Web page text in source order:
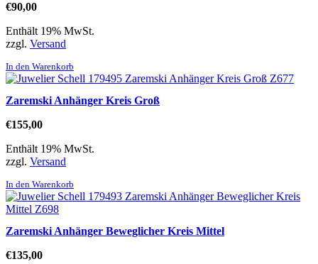
€90,00
Enthält 19% MwSt.
zzgl. Versand
In den Warenkorb
Zaremski Anhänger Kreis Groß
€155,00
Enthält 19% MwSt.
zzgl. Versand
In den Warenkorb
Zaremski Anhänger Beweglicher Kreis Mittel
€135,00